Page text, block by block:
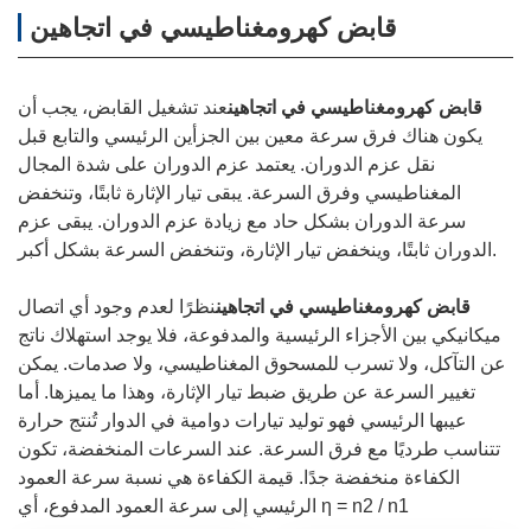
قابض كهرومغناطيسي في اتجاهين
قابض كهرومغناطيسي في اتجاهينعند تشغيل القابض، يجب أن
يكون هناك فرق سرعة معين بين الجزأين الرئيسي والتابع قبل
نقل عزم الدوران. يعتمد عزم الدوران على شدة المجال
المغناطيسي وفرق السرعة. يبقى تيار الإثارة ثابتًا، وتنخفض
سرعة الدوران بشكل حاد مع زيادة عزم الدوران. يبقى عزم
الدوران ثابتًا، وينخفض ​​تيار الإثارة، وتنخفض السرعة بشكل أكبر.
قابض كهرومغناطيسي في اتجاهيننظرًا لعدم وجود أي اتصال
ميكانيكي بين الأجزاء الرئيسية والمدفوعة، فلا يوجد استهلاك ناتج
عن التآكل، ولا تسرب للمسحوق المغناطيسي، ولا صدمات. يمكن
تغيير السرعة عن طريق ضبط تيار الإثارة، وهذا ما يميزها. أما
عيبها الرئيسي فهو توليد تيارات دوامية في الدوار تُنتج حرارة
تتناسب طرديًا مع فرق السرعة. عند السرعات المنخفضة، تكون
الكفاءة منخفضة جدًا. قيمة الكفاءة هي نسبة سرعة العمود
الرئيسي إلى سرعة العمود المدفوع، أي η = n2 / n1